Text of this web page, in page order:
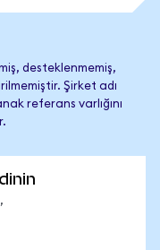
desteklenmemiş,
Şirket adı
referans varlığını